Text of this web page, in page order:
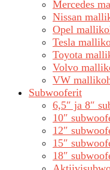
Mercedes
Nissan
Opel
Tesla
Toyota
Volvo
VW
Subwooferit
6,5″ ja 8″
10″
12″
15″
18″